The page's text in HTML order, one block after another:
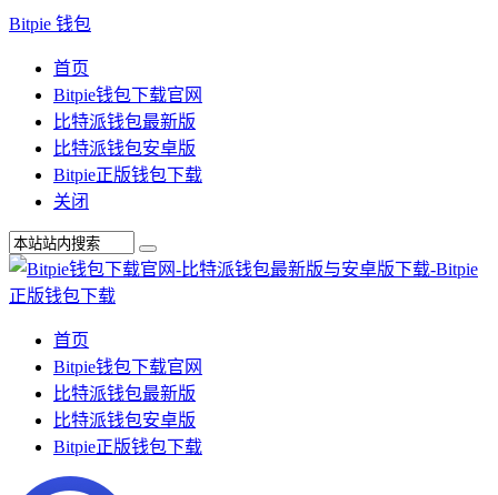
Bitpie 钱包
首页
Bitpie钱包下载官网
比特派钱包最新版
比特派钱包安卓版
Bitpie正版钱包下载
关闭
首页
Bitpie钱包下载官网
比特派钱包最新版
比特派钱包安卓版
Bitpie正版钱包下载